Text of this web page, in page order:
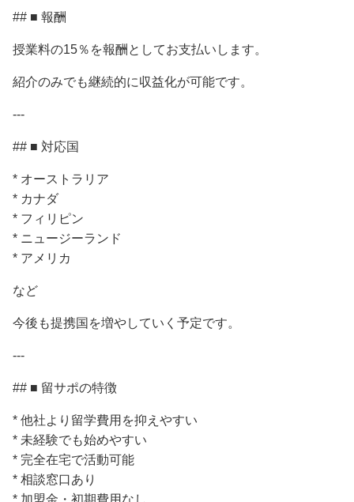
## ■ 報酬
授業料の15％を報酬としてお支払いします。
紹介のみでも継続的に収益化が可能です。
---
## ■ 対応国
* オーストラリア
* カナダ
* フィリピン
* ニュージーランド
* アメリカ
など
今後も提携国を増やしていく予定です。
---
## ■ 留サポの特徴
* 他社より留学費用を抑えやすい
* 未経験でも始めやすい
* 完全在宅で活動可能
* 相談窓口あり
* 加盟金・初期費用なし